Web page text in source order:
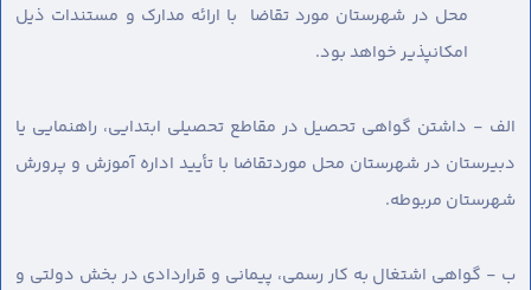
محل در شهرستان مورد تقاضا با ارائه مدارک و مستندات ذیل
امکانپذیر خواهد بود.
الف - داشتن گواهی تحصیل در مقاطع تحصیلی ابتدایی، راهنمایی یا
دبیرستان در شهرستان محل موردتقاضا با تأیید اداره آموزش و پرورش
شهرستان مربوطه.
ب - گواهی اشتغال به کار رسمی، پیمانی و قراردادی در بخش دولتی و